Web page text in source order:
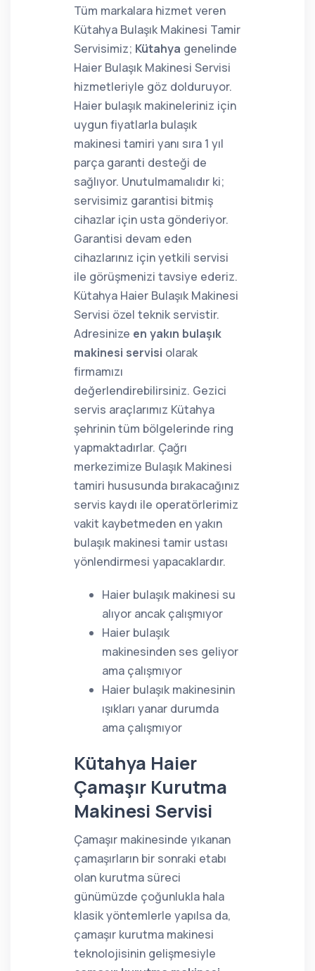
Tüm markalara hizmet veren
Kütahya Bulaşık Makinesi Tamir
Servisimiz; Kütahya genelinde
Haier Bulaşık Makinesi Servisi
hizmetleriyle göz dolduruyor.
Haier bulaşık makineleriniz için
uygun fiyatlarla bulaşık
makinesi tamiri yanı sıra 1 yıl
parça garanti desteği de
sağlıyor. Unutulmamalıdır ki;
servisimiz garantisi bitmiş
cihazlar için usta gönderiyor.
Garantisi devam eden
cihazlarınız için yetkili servisi
ile görüşmenizi tavsiye ederiz.
Kütahya Haier Bulaşık Makinesi
Servisi özel teknik servistir.
Adresinize en yakın bulaşık
makinesi servisi olarak
firmamızı
değerlendirebilirsiniz. Gezici
servis araçlarımız Kütahya
şehrinin tüm bölgelerinde ring
yapmaktadırlar. Çağrı
merkezimize Bulaşık Makinesi
tamiri hususunda bırakacağınız
servis kaydı ile operatörlerimiz
vakit kaybetmeden en yakın
bulaşık makinesi tamir ustası
yönlendirmesi yapacaklardır.
Haier bulaşık makinesi su
alıyor ancak çalışmıyor
Haier bulaşık
makinesinden ses geliyor
ama çalışmıyor
Haier bulaşık makinesinin
ışıkları yanar durumda
ama çalışmıyor
Kütahya Haier
Çamaşır Kurutma
Makinesi Servisi
Çamaşır makinesinde yıkanan
çamaşırların bir sonraki etabı
olan kurutma süreci
günümüzde çoğunlukla hala
klasik yöntemlerle yapılsa da,
çamaşır kurutma makinesi
teknolojisinin gelişmesiyle